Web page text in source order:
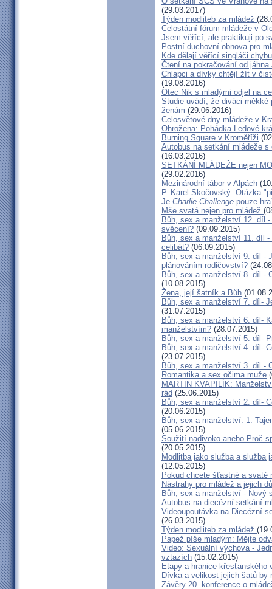
(29.03.2017)
Týden modliteb za mládež
Celostátní fórum mládeže v
Jsem věřící, ale praktikuji po
Postní duchovní obnova pro
Kde dělají věřící singláči
Čtení na pokračování od
Chlapci a dívky chtějí žít v
(19.08.2016)
Otec Nik s mladými odjel na
Studie uvádí, že diváci
ženám (29.06.2016)
Celosvětové dny mládeže v
Ohrožena: Pohádka Ledové
Burning Square v Kroměříži
Autobus na setkání mládeže
(16.03.2016)
SETKÁNÍ MLÁDEŽE nejen
(29.02.2016)
Mezinárodní tábor v Alpách
P. Karel Skočovský: Otázka
Je Charlie Challenge pouze
Mše svatá nejen pro mládež
Bůh, sex a manželství 12. díl
svěcení? (09.09.2015)
Bůh, sex a manželství 11. díl
celibát? (06.09.2015)
Bůh, sex a manželství 9. díl -
plánováním rodičovství?
Bůh, sex a manželství 8. díl -
(10.08.2015)
Žena, její šatník a Bůh
Bůh, sex a manželství 7. díl-
(31.07.2015)
Bůh, sex a manželství 6. díl-
manželstvím? (28.07.2015)
Bůh, sex a manželství 5. díl-
Bůh, sex a manželství 4. díl-
(23.07.2015)
Bůh, sex a manželství 3. díl -
Romantika a sex očima muže
MARTIN KVAPILÍK:
rád (25.06.2015)
Bůh, sex a manželství 2. díl-
(20.06.2015)
Bůh, sex a manželství: 1.
(05.06.2015)
Soužití nadivoko anebo Proč
(20.05.2015)
Modlitba jako služba a služba
(12.05.2015)
Pokud chcete šťastné a
Nástrahy pro mládež a jejich
Bůh, sex a manželství - Nový
Autobus na diecézní setkání
Videoupoutávka na Diecézní
(26.03.2015)
Týden modliteb za mládež
Papež píše mladým: Mějte
Video: Sexuální výchova -
vztazích (15.02.2015)
Etapy a hranice křesťanského
Dívka a velikost jejich šatů by
Závěry 20. konference o